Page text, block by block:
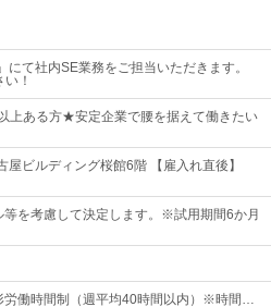
て社内SE業務をご担当いただきます。
！
上ある方★安定企業で腰を据えて働きたい
ビルディング桜館6階 【雇入れ直後】
を考慮して決定します。※試用期間6か月
働時間制（週平均40時間以内）※時間…